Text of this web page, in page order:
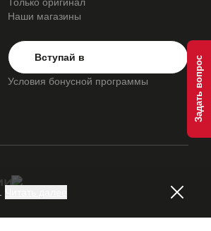
Наши магазины
Вступай в
Условия бонусной программы